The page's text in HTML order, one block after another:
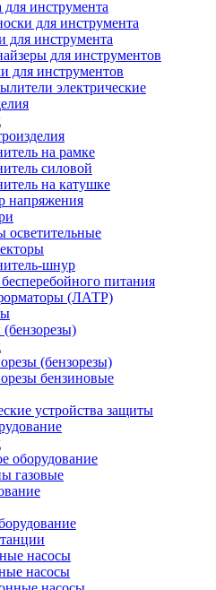
для инструмента
для инструмента
для инструмента
для инструментов
для инструментов
электрические
на рамке
силовой
на катушке
напряжения
осветительные
шнур
питания
(ЛАТР)
(бензорезы)
бензиновые
устройства защиты
оборудование
газовые
насосы
насосы